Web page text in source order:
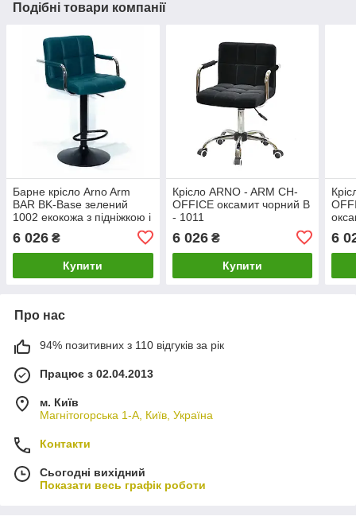
Подібні товари компанії
Барне крісло Arno Arm
BAR BK-Base зелений
1002 екокожа з підніжкою і
регулюванням висоти
6 026 ₴
Купити
Крісло ARNO - ARM CH-
OFFICE оксамит чорний В
- 1011
6 026₴
Купити
6
Про нас
94% позитивних з 110 відгуків за рік
Працює з 02.04.2013
м. Київ
Магнітогорська 1-А, Київ, Україна
Контакти
Сьогодні вихідний
Показати весь графік роботи